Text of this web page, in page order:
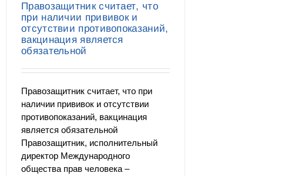
Правозащитник считает, что
при наличии прививок и
отсутствии противопоказаний,
вакцинация является
обязательной
Правозащитник считает, что при
наличии прививок и отсутствии
противопоказаний, вакцинация
является обязательной
Правозащитник, исполнительный
директор Международного
общества прав человека –